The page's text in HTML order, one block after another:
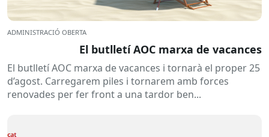
ADMINISTRACIÓ OBERTA
El butlletí AOC marxa de vacances
El butlletí AOC marxa de vacances i tornarà el proper 25
d’agost. Carregarem piles i tornarem amb forces
renovades per fer front a una tardor ben...